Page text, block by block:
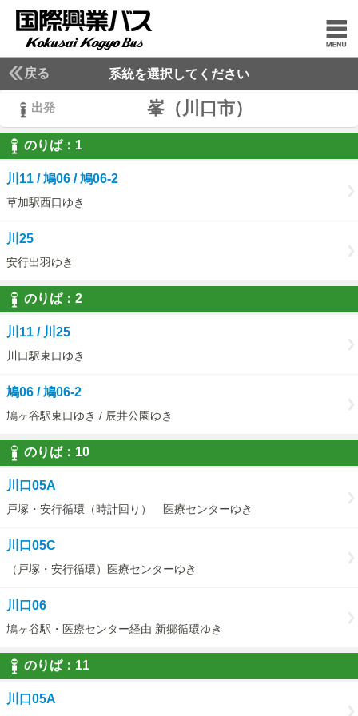
戻る 系統を選択してください
出発 峯（川口市）
のりば： 1
1
川11 / 鳩06 / 鳩06-2
草加駅西口ゆき
川25
安行出羽ゆき
のりば： 2
2
川11 / 川25
川口駅東口ゆき
鳩06 / 鳩06-2
鳩ヶ谷駅東口ゆき / 辰井公園ゆき
のりば： 10
10
川口05A
戸塚・安行循環（時計回り） 医療センターゆき
川口05C
（戸塚・安行循環）医療センターゆき
川口06
鳩ヶ谷駅・医療センター経由 新郷循環ゆき
のりば： 11
11
川口05A